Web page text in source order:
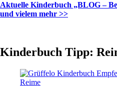
Aktuelle Kinderbuch „BLOG –
und vielem mehr >>
Kinderbuch Tipp: